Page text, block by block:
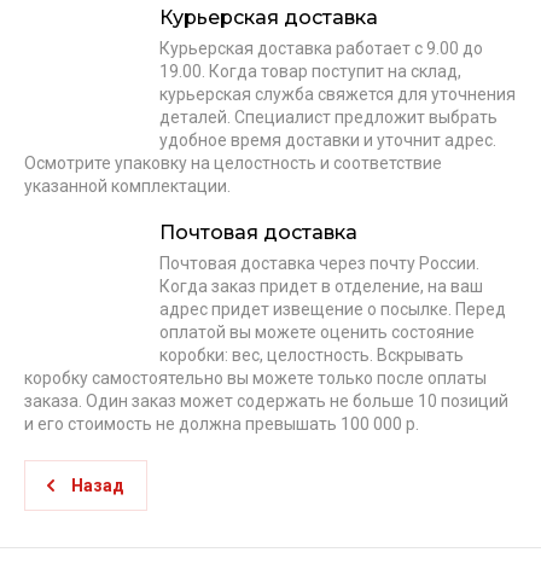
Курьерская доставка
Курьерская доставка работает с 9.00 до
19.00. Когда товар поступит на склад,
курьерская служба свяжется для уточнения
деталей. Специалист предложит выбрать
удобное время доставки и уточнит адрес.
Осмотрите упаковку на целостность и соответствие
указанной комплектации.
Почтовая доставка
Почтовая доставка через почту России.
Когда заказ придет в отделение, на ваш
адрес придет извещение о посылке. Перед
оплатой вы можете оценить состояние
коробки: вес, целостность. Вскрывать
коробку самостоятельно вы можете только после оплаты
заказа. Один заказ может содержать не больше 10 позиций
и его стоимость не должна превышать 100 000 р.
Назад